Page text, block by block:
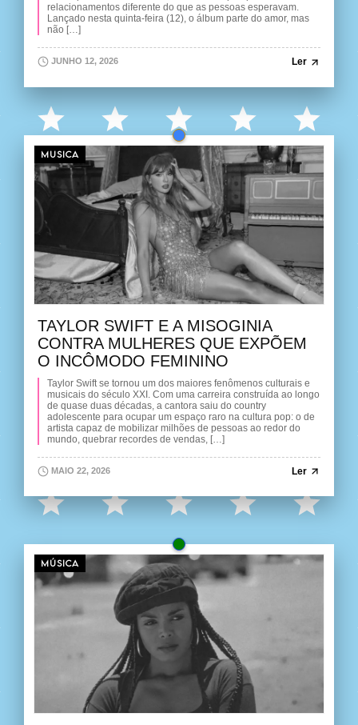
relacionamentos diferente do que as pessoas esperavam.
Lançado nesta quinta-feira (12), o álbum parte do amor, mas
não […]
JUNHO 12, 2026 Ler
MUSICA
TAYLOR SWIFT E A MISOGINIA
CONTRA MULHERES QUE EXPÕEM
O INCÔMODO FEMININO
Taylor Swift se tornou um dos maiores fenômenos culturais e
musicais do século XXI. Com uma carreira construída ao longo
de quase duas décadas, a cantora saiu do country
adolescente para ocupar um espaço raro na cultura pop: o de
artista capaz de mobilizar milhões de pessoas ao redor do
mundo, quebrar recordes de vendas, […]
MAIO 22, 2026 Ler
MÚSICA